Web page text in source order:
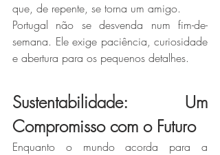
que, de repente, se torna um amigo.
Portugal não se desvenda num fim-de-
semana. Ele exige paciência, curiosidade
e abertura para os pequenos detalhes.
Sustentabilidade: Um
Compromisso com o Futuro
Enquanto o mundo acorda para a